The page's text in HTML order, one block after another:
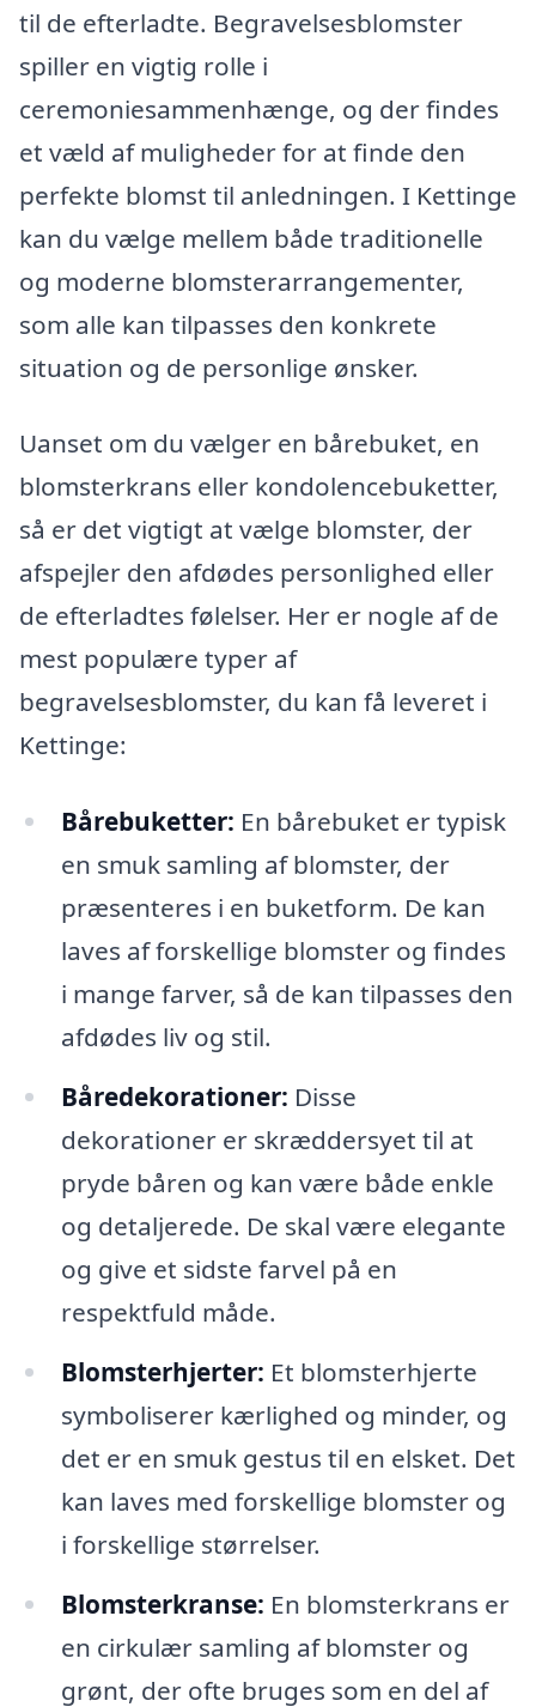
til de efterladte. Begravelsesblomster
spiller en vigtig rolle i
ceremoniesammenhænge, og der findes
et væld af muligheder for at finde den
perfekte blomst til anledningen. I Kettinge
kan du vælge mellem både traditionelle
og moderne blomsterarrangementer,
som alle kan tilpasses den konkrete
situation og de personlige ønsker.
Uanset om du vælger en bårebuket, en
blomsterkrans eller kondolencebuketter,
så er det vigtigt at vælge blomster, der
afspejler den afdødes personlighed eller
de efterladtes følelser. Her er nogle af de
mest populære typer af
begravelsesblomster, du kan få leveret i
Kettinge:
Bårebuketter: En bårebuket er typisk
en smuk samling af blomster, der
præsenteres i en buketform. De kan
laves af forskellige blomster og findes
i mange farver, så de kan tilpasses den
afdødes liv og stil.
Båredekorationer: Disse
dekorationer er skræddersyet til at
pryde båren og kan være både enkle
og detaljerede. De skal være elegante
og give et sidste farvel på en
respektfuld måde.
Blomsterhjerter: Et blomsterhjerte
symboliserer kærlighed og minder, og
det er en smuk gestus til en elsket. Det
kan laves med forskellige blomster og
i forskellige størrelser.
Blomsterkranse: En blomsterkrans er
en cirkulær samling af blomster og
grønt, der ofte bruges som en del af